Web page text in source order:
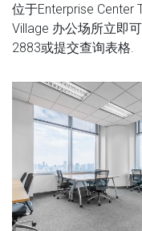
位于Enterprise Center
Village 办公场所立即
2883或提交查询表格.